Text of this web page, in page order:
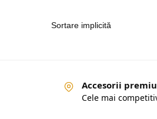
Accesorii
Cele mai